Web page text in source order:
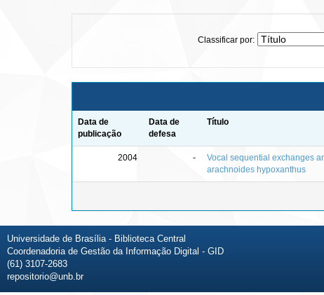
Classificar por:
Data de
publicação
Data de
defesa
Título
2004 -
Vocal sequential exchanges
arachnoides hypoxanthus
Universidade de Brasília - Biblioteca Central
Coordenadoria de Gestão da Informação Digital - GID
(61) 3107-2683
repositorio@unb.br